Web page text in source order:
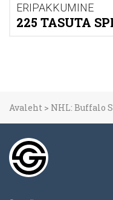
ERIPAKKUMINE
225 TASUTA
Avaleht > NHL: Buffalo